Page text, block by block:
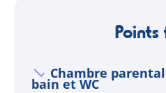
Chambre
bain et WC